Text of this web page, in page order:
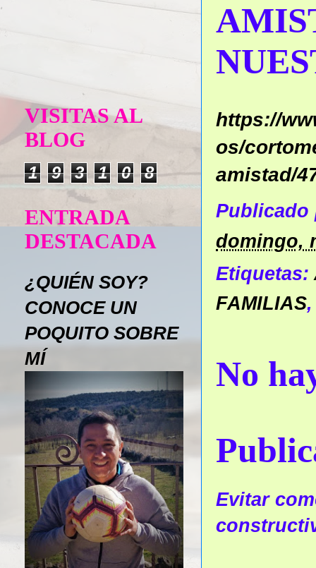
https://
os/
amistad/
domingo,
Etiquetas:
FAMILIAS
No
Evitar
VISITAS AL
BLOG
1 9 3 1 0 8
ENTRADA
DESTACADA
¿QUIÉN SOY?
CONOCE UN
POQUITO SOBRE
MÍ